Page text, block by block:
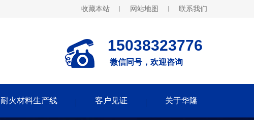
收藏本站 网站地图 联系我们
15038323776
微信同号，欢迎咨询
耐火材料生产线 客户见证 关于华隆